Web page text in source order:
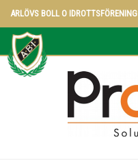
ARLÖVS BOLL O IDROTTSFÖRENING
NYHETER